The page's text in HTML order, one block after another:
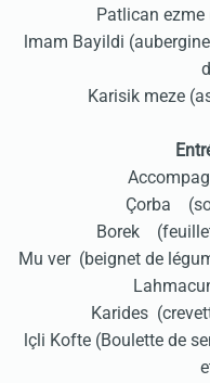
Patlican
lmam Bayildi
Karisik meze
Çorba
Borek
Mu ver (beignet de
Karides
lçli Kofte (Boulette de